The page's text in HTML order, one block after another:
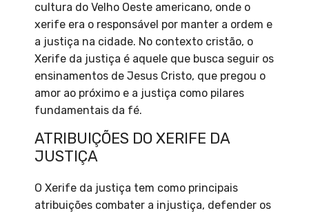
cultura do Velho Oeste americano, onde o
xerife era o responsável por manter a ordem e
a justiça na cidade. No contexto cristão, o
Xerife da justiça é aquele que busca seguir os
ensinamentos de Jesus Cristo, que pregou o
amor ao próximo e a justiça como pilares
fundamentais da fé.
ATRIBUIÇÕES DO XERIFE DA
JUSTIÇA
O Xerife da justiça tem como principais
atribuições combater a injustiça, defender os